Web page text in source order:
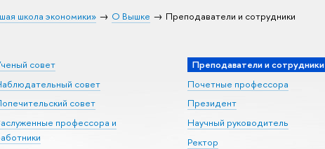
школа экономики» О Вышке Преподаватели и сотрудники
совет
совет
совет
профессора и
Преподаватели и сотрудники
Почетные профессора
Президент
Научный руководитель
Ректор